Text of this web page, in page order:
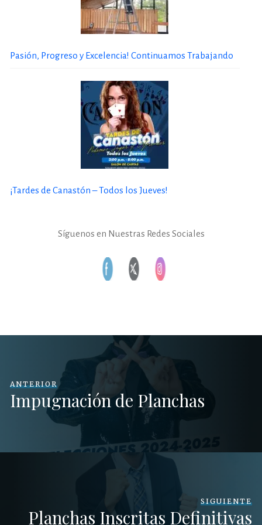
Pasión, Progreso y Excelencia! Continuamos Trabajando
¡Tardes de Canastón – Todos los Jueves!
Síguenos en Nuestras Redes Sociales
ANTERIOR
Impugnación de Planchas
SIGUIENTE
Planchas Inscritas Definitivas